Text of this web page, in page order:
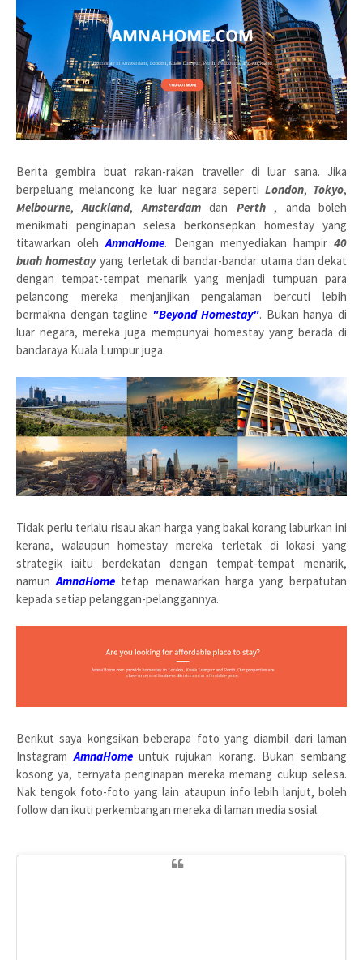
Berita gembira buat rakan-rakan traveller di luar sana. Jika
berpeluang melancong ke luar negara seperti London, Tokyo,
Melbourne,Auckland,Amsterdamdan Perth, anda boleh
menikmati penginapan selesa berkonsepkan homestay yang
titawarkan olehAmnaHome. Dengan menyediakan hampir40
buah homestayyang terletak di bandar-bandar utama dan dekat
dengan tempat-tempat menarik yang menjadi tumpuan para
pelancong mereka menjanjikan pengalaman bercuti lebih
bermakna dengan tagline "Beyond Homestay". Bukan hanya di
luar negara, mereka juga mempunyai homestay yang berada di
bandaraya Kuala Lumpur juga.
Tidak perlu terlalu risau akan harga yang bakal korang laburkan ini
kerana, walaupun homestay mereka terletak di lokasi yang
strategik iaitu berdekatan dengan tempat-tempat menarik,
namunAmnaHome tetap menawarkan harga yang berpatutan
kepada setiap pelanggan-pelanggannya.
Berikut saya kongsikan beberapa foto yang diambil dari laman
InstagramAmnaHomeuntuk rujukan korang. Bukan sembang
kosong ya, ternyata penginapan mereka memang cukup selesa.
Nak tengok foto-foto yang lain ataupun info lebih lanjut, boleh
follow dan ikuti perkembangan mereka di laman media sosial.